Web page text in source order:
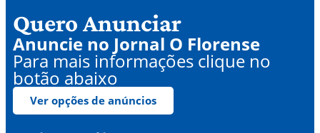
Quero Anunciar
Anuncie no Jornal O Florense
Para mais informações clique no
botão abaixo
Ver opções de anúncios